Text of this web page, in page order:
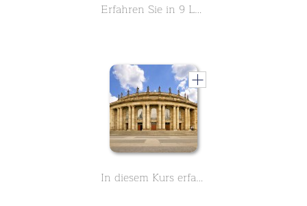
Erfahren Sie in 9 Lektionen alles über das Porsche Museeum in Stuttgart.
In diesem Kurs erfahren Sie alles, was Sie über die Stuttgarter Oper wissen müssen. 9 Lektionen mit Fakten über dieses historische Gebäude